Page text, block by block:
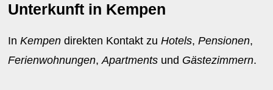
Unterkunft in Kempen
InKempen direkten Kontakt zuHotels,Pensionen,
Ferienwohnungen,Apartments und Gästezimmern.